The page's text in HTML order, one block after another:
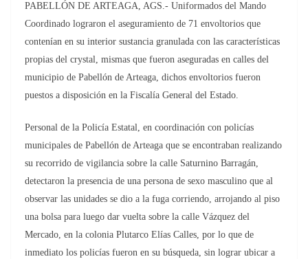
PABELLÓN DE ARTEAGA, AGS.- Uniformados del Mando
Coordinado lograron el aseguramiento de 71 envoltorios que
contenían en su interior sustancia granulada con las características
propias del crystal, mismas que fueron aseguradas en calles del
municipio de Pabellón de Arteaga, dichos envoltorios fueron
puestos a disposición en la Fiscalía General del Estado.
Personal de la Policía Estatal, en coordinación con policías
municipales de Pabellón de Arteaga que se encontraban realizando
su recorrido de vigilancia sobre la calle Saturnino Barragán,
detectaron la presencia de una persona de sexo masculino que al
observar las unidades se dio a la fuga corriendo, arrojando al piso
una bolsa para luego dar vuelta sobre la calle Vázquez del
Mercado, en la colonia Plutarco Elías Calles, por lo que de
inmediato los policías fueron en su búsqueda, sin lograr ubicar a